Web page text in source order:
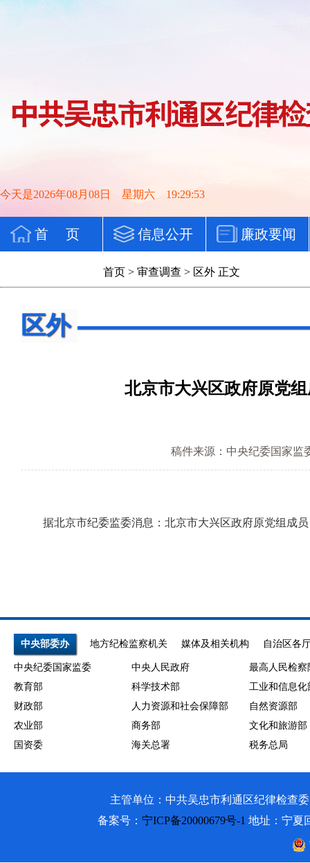
今天是2026年08月08日 星期六 19:29:53
首 页 信息公开 廉政要闻
首页 > 审查调查 > 区外 正文
区外
北京市大兴区政府原党
稿件来源：中央纪委国家监
据北京市纪委监委消息：北京市大兴区政府原党组成员
中央部委办 地方纪检监察机关 媒体及相关机构 自治区各
中央纪委国家监委 中央人民政府
最高人民检察
教育部
科学技术部
工业和信息化
财政部
人力资源和社会保障部
自然资源部
农业部
商务部
文化和旅游部
国资委
海关总署 税务总局
主管单位：中共吴忠市利通区纪律检查
备案号： 宁ICP备20000679号-1 地址：宁夏